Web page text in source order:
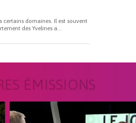
certains domaines. Il est souvent
des Yvelines a...
ÉMISSIONS